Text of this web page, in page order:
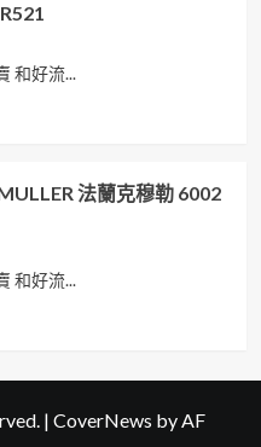
和好流...
法蘭克穆勒 6002
和好流...
| CoverNews by AF